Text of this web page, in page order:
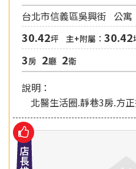
台北市信義區吳興街 公寓
30.42坪 主+附屬： 30.42
3房 2廳 2衛
說明：
北醫生活圈.靜巷3房.方